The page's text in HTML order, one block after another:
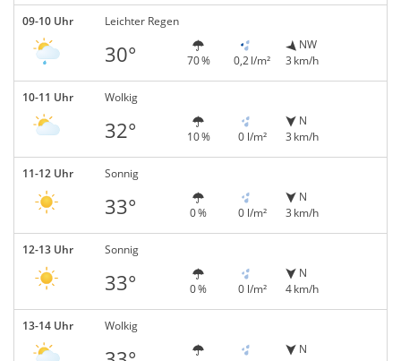
09-10 Uhr Leichter Regen
30° 70 % 0,2 l/m²
NW
3 km/h
10-11 Uhr Wolkig
32° 10 % 0 l/m²
N
3 km/h
11-12 Uhr Sonnig
33° 0 % 0 l/m²
N
3 km/h
12-13 Uhr Sonnig
33° 0 % 0 l/m²
N
4 km/h
13-14 Uhr Wolkig
N